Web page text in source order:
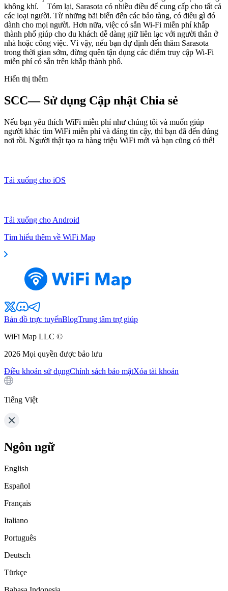
không khí. Tóm lại, Sarasota có nhiều điều để cung cấp cho tất cả
các loại người. Từ những bãi biển đến các bảo tàng, có điều gì đó
dành cho mọi người. Hơn nữa, việc có sẵn Wi-Fi miễn phí khắp
thành phố giúp cho du khách dễ dàng giữ liên lạc với người thân ở
nhà hoặc công việc. Vì vậy, nếu bạn dự định đến thăm Sarasota
trong thời gian sớm, đừng quên tận dụng các điểm truy cập Wi-Fi
miễn phí có sẵn trên khắp thành phố.
Hiển thị thêm
SCC— Sử dụng Cập nhật Chia sẻ
Nếu bạn yêu thích WiFi miễn phí như chúng tôi và muốn giúp
người khác tìm WiFi miễn phí và đáng tin cậy, thì bạn đã đến đúng
nơi rồi. Người thật tạo ra hàng triệu WiFi mới và bạn cũng có thể!
Tải xuống cho iOS
Tải xuống cho Android
Tìm hiểu thêm về WiFi Map
Bản đồ trực tuyếnBlogTrung tâm trợ giúp
WiFi Map LLC ©
2026 Mọi quyền được bảo lưu
Điều khoản sử dụngChính sách bảo mậtXóa tài khoản
Tiếng Việt
Ngôn ngữ
English
Español
Français
Italiano
Português
Deutsch
Türkçe